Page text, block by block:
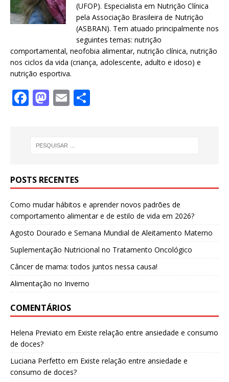
(UFOP). Especialista em Nutrição Clínica
pela Associação Brasileira de Nutrição
(ASBRAN). Tem atuado principalmente nos
seguintes temas: nutrição
comportamental, neofobia alimentar, nutrição clínica, nutrição
nos ciclos da vida (criança, adolescente, adulto e idoso) e
nutrição esportiva.
F
e
o
o
k
M
o
o
n
E
l
POSTS RECENTES
Como mudar hábitos e aprender novos padrões de
comportamento alimentar e de estilo de vida em 2026?
Agosto Dourado e Semana Mundial de Aleitamento Materno
Suplementação Nutricional no Tratamento Oncológico
Câncer de mama: todos juntos nessa causa!
Alimentação no Inverno
COMENTÁRIOS
Helena Previato em Existe relação entre ansiedade e consumo
de doces?
Luciana Perfetto em Existe relação entre ansiedade e
consumo de doces?